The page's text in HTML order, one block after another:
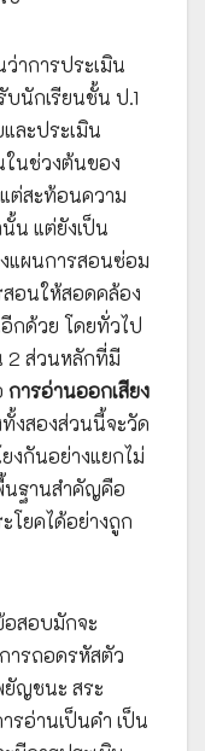
าการประเมิน
บนักเรียนชั้น ป.1
ละประเมิน
นช่วงต้นของ
ต่สะท้อนความ
น แต่ยังเป็น
แผนการสอนซ่อม
อนให้สอดคล้อง
กด้วย โดยทั่วไป
2 ส่วนหลักที่มี
การอ่านออกเสียง
งสองส่วนนี้จะวัด
งกันอย่างแยกไม่
นฐานสำคัญคือ
โยคได้อย่างถูก
สอบมักจะ
ารถอดรหัสตัว
ยัญชนะ สระ
รอ่านเป็นคำ เป็น